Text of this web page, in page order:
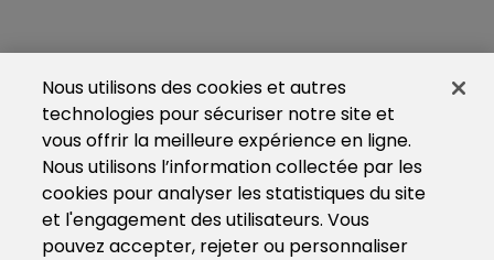
Nous utilisons des cookies et autres
technologies pour sécuriser notre site et
vous offrir la meilleure expérience en ligne.
Nous utilisons l’information collectée par les
cookies pour analyser les statistiques du site
et l'engagement des utilisateurs. Vous
pouvez accepter, rejeter ou personnaliser